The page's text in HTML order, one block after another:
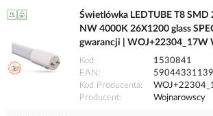
Świetlówka LEDTUBE T8
NW 4000K 26X1200 glass
gwarancji | WOJ+22304_17W
Kod
1530841
EAN
Kod Producenta
Producent
Wojnarowscy